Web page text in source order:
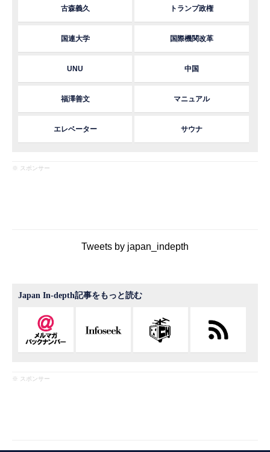
古森義久 トランプ政権
国連大学 国際機関改革
UNU 中国
福澤善文 マニュアル
エレベーター サウナ
※ スポンサー
Tweets by japan_indepth
Japan In-depth記事をもっと読む
※ スポンサー